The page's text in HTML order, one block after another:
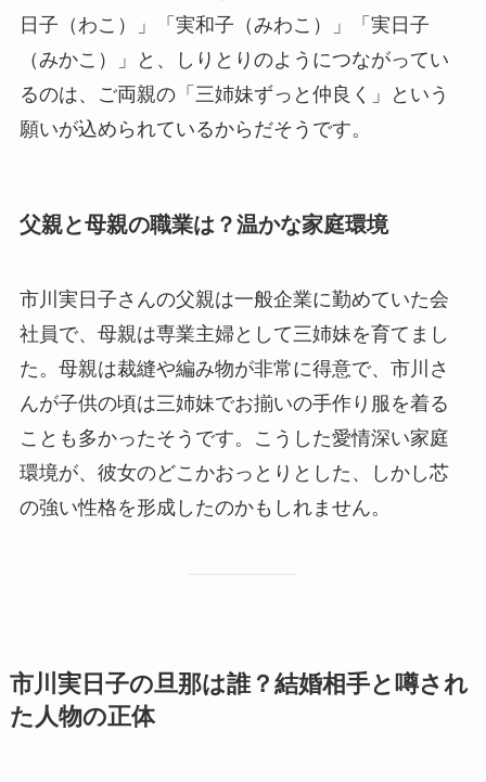
日子（わこ）」「実和子（みわこ）」「実日子
（みかこ）」と、しりとりのようにつながってい
るのは、ご両親の「三姉妹ずっと仲良く」という
願いが込められているからだそうです。
父親と母親の職業は？温かな家庭環境
市川実日子さんの父親は一般企業に勤めていた会
社員で、母親は専業主婦として三姉妹を育てまし
た。母親は裁縫や編み物が非常に得意で、市川さ
んが子供の頃は三姉妹でお揃いの手作り服を着る
ことも多かったそうです。こうした愛情深い家庭
環境が、彼女のどこかおっとりとした、しかし芯
の強い性格を形成したのかもしれません。
市川実日子の旦那は誰？結婚相手と噂され
た人物の正体